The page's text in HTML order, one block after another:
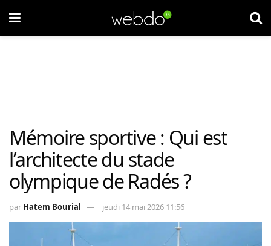
Mémoire sportive : Qui est
l’architecte du stade
olympique de Radés ?
par Hatem Bourial jeudi 14 mai 2026 11:56